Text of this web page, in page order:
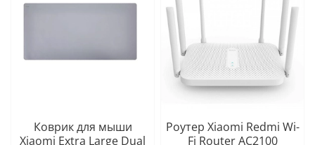
Коврик для мыши
Xiaomi Extra Large Dual
Роутер Xiaomi Redmi Wi-
Fi Router AC2100